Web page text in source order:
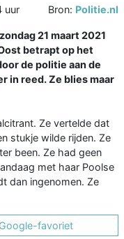
uur Bron: Politie.nl
21 maart 2021
betrapt op het
de politie aan de
in reed. Ze blies maar
Ze vertelde dat
stukje wilde rijden. Ze
been. Ze had geen
met haar Poolse
dan ingenomen. Ze
favoriet